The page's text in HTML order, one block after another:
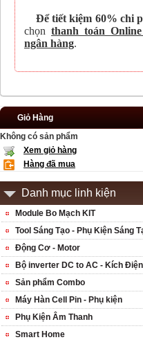
Để tiết kiệm 60% chi
chọn thanh toán
ngân hàng.
Giỏ Hàng
Không có sản phẩm
Xem giỏ hàng
Hàng đã mua
Danh mục linh kiện
Module Bo Mạch KIT
Tool Sáng Tạo - Phụ Kiện Sáng
Động Cơ - Motor
Bộ inverter DC to AC - Kích Điện
Sản phẩm Combo
Máy Hàn Cell Pin - Phụ kiện
Phụ Kiện Âm Thanh
Smart Home